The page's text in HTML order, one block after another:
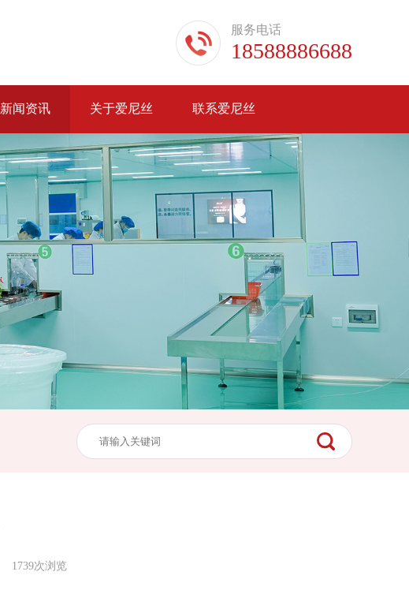
服务电话
18588886688
新闻资讯 关于爱尼丝 联系爱尼丝
1739次浏览